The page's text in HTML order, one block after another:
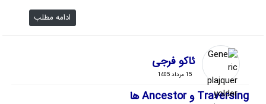
ادامه مطلب
ئاکو فرجی
15 مرداد 1405
Traversing و Ancestor ها